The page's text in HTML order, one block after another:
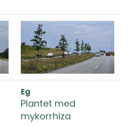
Eg
Plantet med
mykorrhiza